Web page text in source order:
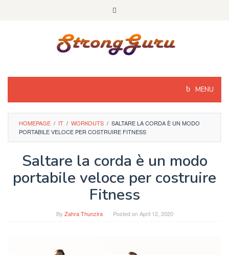
MENU
HOMEPAGE / IT / WORKOUTS / SALTARE LA CORDA È UN MODO
PORTABILE VELOCE PER COSTRUIRE FITNESS
Saltare la corda è un modo
portabile veloce per costruire
Fitness
By Zahra Thunzira Posted onApril 12, 2020